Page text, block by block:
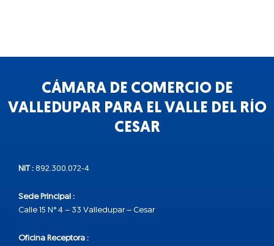
CÁMARA DE COMERCIO DE
VALLEDUPAR PARA EL VALLE DEL RÍO
CESAR
NIT : 892.300.072-4
Sede Principal :
Calle 15 N° 4 – 33 Valledupar – Cesar
Oficina Receptora :